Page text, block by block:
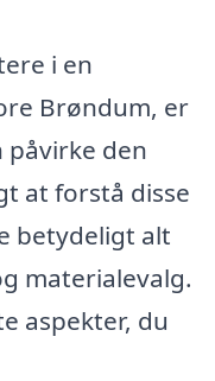
i en
Brøndum, er
den
at forstå disse
betydeligt alt
materialevalg.
aspekter, du